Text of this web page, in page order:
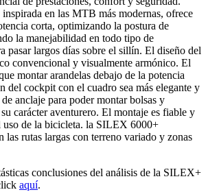
en las MTB más modernas, ofrece
corta, optimizando la postura de
la manejabilidad en todo tipo de
pasar largos días sobre el sillín. El diseño del
convencional y visualmente armónico. El
montar arandelas debajo de la potencia
del cockpit con el cuadro sea más elegante y
anclaje para poder montar bolsas y
carácter aventurero. El montaje es fiable y
uso de la bicicleta. la SILEX 6000+
las rutas largas con terreno variado y zonas
conclusiones del análisis de la SILEX+
aquí.